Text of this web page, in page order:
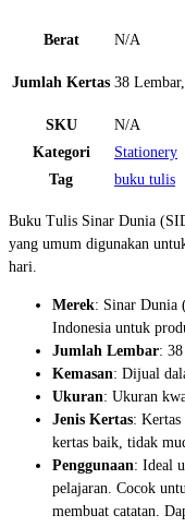
Berat N/A
Jumlah Kertas 38
SKU
N/A
Kategori
Stationery
Tag
buku tulis
Buku Tulis Sinar Dunia
yang umum digunakan
hari.
Merek: Sinar Dunia
Indonesia untuk
Jumlah Lembar:
Kemasan: Dijual
Ukuran: Ukuran
Jenis Kertas:
kertas baik, tidak
Penggunaan: Ideal
pelajaran. Cocok
membuat catatan.